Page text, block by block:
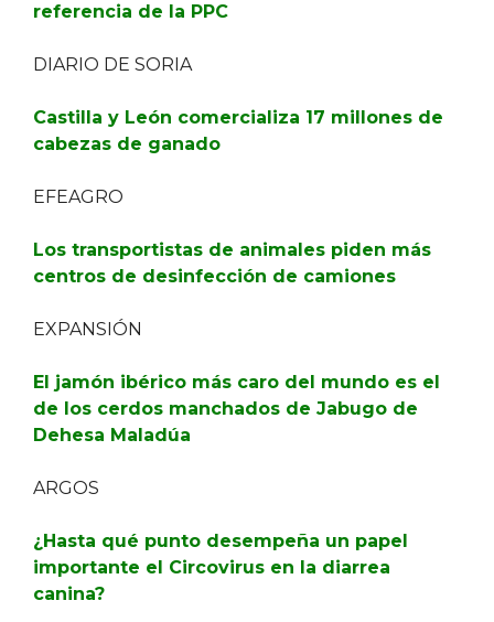
referencia de la PPC
DIARIO DE SORIA
Castilla y León comercializa 17 millones de
cabezas de ganado
EFEAGRO
Los transportistas de animales piden más
centros de desinfección de camiones
EXPANSIÓN
El jamón ibérico más caro del mundo es el
de los cerdos manchados de Jabugo de
Dehesa Maladúa
ARGOS
¿Hasta qué punto desempeña un papel
importante el Circovirus en la diarrea
canina?